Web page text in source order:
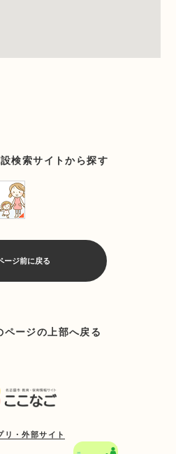
検索サイトから探す
ージ前に戻る
ページの上部へ戻る
リ・外部サイト